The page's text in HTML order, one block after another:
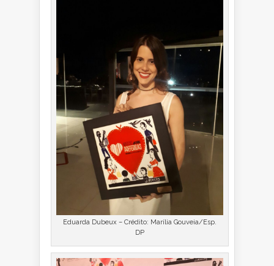
Eduarda Dubeux – Crédito: Marília Gouveia/Esp.
DP